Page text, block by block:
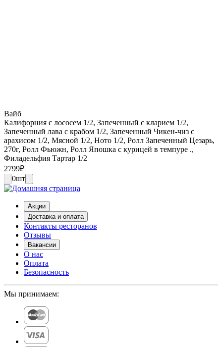
Вайб
Калифорния с лососем 1/2, Запеченный с кларием 1/2,
Запеченный лава с крабом 1/2, Запеченный Чикен-чиз с
арахисом 1/2, Мясной 1/2, Ното 1/2, Ролл Запеченный Цезарь,
270г, Ролл Фьюжн, Ролл Япошка с курицей в темпуре .,
Филадельфия Тартар 1/2
2799₽
0шт
Акции
Доставка и оплата
Контакты ресторанов
Отзывы
Вакансии
О нас
Оплата
Безопасность
Мы принимаем: